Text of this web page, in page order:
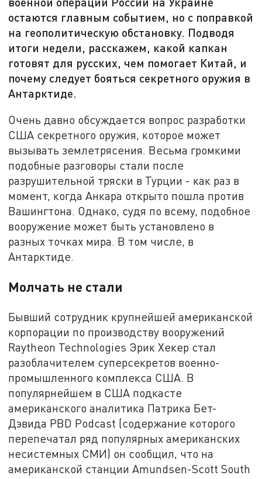
остаются главным событием, но с поправкой
на геополитическую обстановку. Подводя
итоги недели, расскажем, какой капкан
готовят для русских, чем помогает Китай, и
почему следует бояться секретного оружия в
Антарктиде.
Очень давно обсуждается вопрос разработки
США секретного оружия, которое может
вызывать землетрясения. Весьма громкими
подобные разговоры стали после
разрушительной тряски в Турции - как раз в
момент, когда Анкара открыто пошла против
Вашингтона. Однако, судя по всему, подобное
вооружение может быть установлено в
разных точках мира. В том числе, в
Антарктиде.
Молчать не стали
Бывший сотрудник крупнейшей американской
корпорации по производству вооружений
Raytheon Technologies Эрик Хекер стал
разоблачителем суперсекретов военно-
промышленного комплекса США. В
популярнейшем в США подкасте
американского аналитика Патрика Бет-
Дэвида PBD Podcast (содержание которого
перепечатал ряд популярных американских
несистемных СМИ) он сообщил, что на
американской станции Amundsen-Scott South